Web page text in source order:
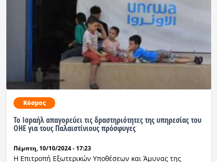
Κόσμος
Το Ισραήλ απαγορεύει τις δραστηριότητες της υπηρεσίας του
ΟΗΕ για τους Παλαιστίνιους πρόσφυγες
Πέμπτη, 10/10/2024 - 17:23
Η Επιτροπή Εξωτερικών Υποθέσεων και Άμυνας της